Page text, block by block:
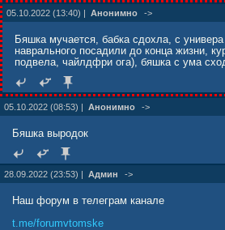
05.10.2022 (13:40) | Анонимно ->
Бяшка мучается, бабка сдохла, с
наврального посадили до конца жизни,
подвела, чайлдфри ога), бяшка с ума
05.10.2022 (08:53) | Анонимно ->
Бяшка выродок
28.09.2022 (23:53) | Админ ->
Наш форум в телеграм канале
t.me/forumvtomske